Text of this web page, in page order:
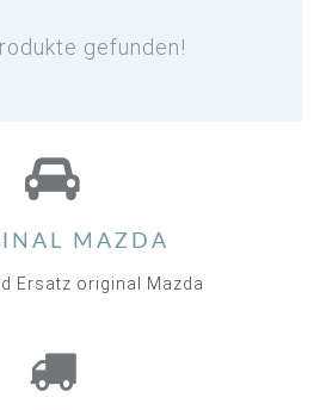
gefunden!
MAZDA
Ersatz original Mazda